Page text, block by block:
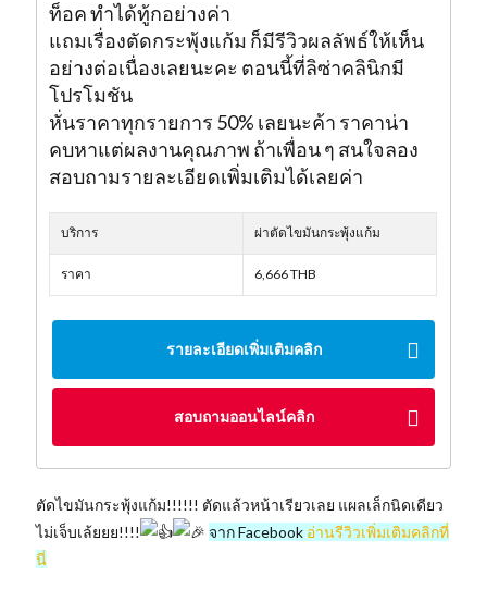
ท็อค ทำได้ทู้กอย่างค่า
แถมเรื่องตัดกระพุ้งแก้ม ก็มีรีวิวผลลัพธ์ให้เห็น
อย่างต่อเนื่องเลยนะคะ ตอนนี้ที่ลิซ่าคลินิกมี
โปรโมชัน
หั่นราคาทุกรายการ 50% เลยนะค้า ราคาน่า
คบหาแต่ผลงานคุณภาพ ถ้าเพื่อน ๆ สนใจลอง
สอบถามรายละเอียดเพิ่มเติมได้เลยค่า
บริการ ผ่าตัดไขมันกระพุ้งแก้ม
ราคา 6,666 THB
รายละเอียดเพิ่มเติมคลิก
สอบถามออนไลน์คลิก
ตัดไขมันกระพุ้งแก้ม!!!!!! ตัดแล้วหน้าเรียวเลย แผลเล็กนิดเดียว
ไม่เจ็บเล้ยยย!!!!
จาก Facebook อ่านรีวิวเพิ่มเติมคลิกที่
นี่